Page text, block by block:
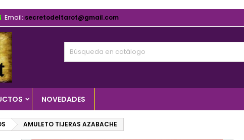
Email: secretodeltarot@gmail.com
NOVEDADES
AMULETO TIJERAS AZABACHE